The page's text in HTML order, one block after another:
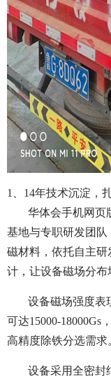
1、14年技术沉淀，
华体会手机网页
基地与专职研发团队
磁材料，依托自主
计，让设备磁场分布
设备磁场强度表
可达15000-18000Gs
高精度除铁分选需求
设备采用全密封